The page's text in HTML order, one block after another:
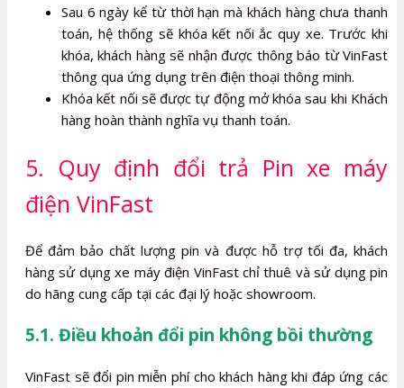
Sau 6 ngày kể từ thời hạn mà khách hàng chưa thanh
toán, hệ thống sẽ khóa kết nối ắc quy xe. Trước khi
khóa, khách hàng sẽ nhận được thông báo từ VinFast
thông qua ứng dụng trên điện thoại thông minh.
Khóa kết nối sẽ được tự động mở khóa sau khi Khách
hàng hoàn thành nghĩa vụ thanh toán.
5. Quy định đổi trả Pin xe máy
điện VinFast
Để đảm bảo chất lượng pin và được hỗ trợ tối đa, khách
hàng sử dụng xe máy điện VinFast chỉ thuê và sử dụng pin
do hãng cung cấp tại các đại lý hoặc showroom.
5.1. Điều khoản đổi pin không bồi thường
VinFast sẽ đổi pin miễn phí cho khách hàng khi đáp ứng các